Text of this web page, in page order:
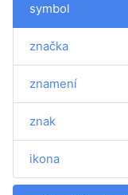
symbol
značka
znamení
znak
ikona